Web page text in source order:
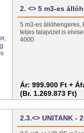
2. <> 5 m3-es
5 m3-es állóhengeres,
teljes talajvizet is
4000
Ár: 999.900 Ft +
(Br. 1.269.873 Ft)
2.3.<> UNITANK -